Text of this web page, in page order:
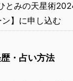
みの天星術
】に申し込む
・占い方法